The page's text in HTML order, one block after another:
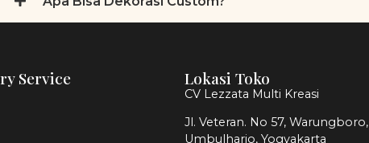
Service Lokasi Toko
CV Lezzata Multi Kreasi
Jl. Veteran. No 57, Warungboro,
Umbulharjo, Yogyakarta